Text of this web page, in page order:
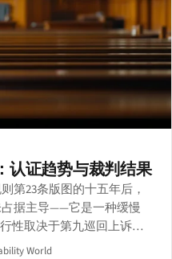
认证趋势与裁判结果
第23条版图的十五年后，
据主导——它是一种缓慢
性取决于第九巡回上诉法
讼的走向。
World